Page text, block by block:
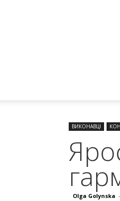
ВИКОНАВЦІ
Olga Golynska -